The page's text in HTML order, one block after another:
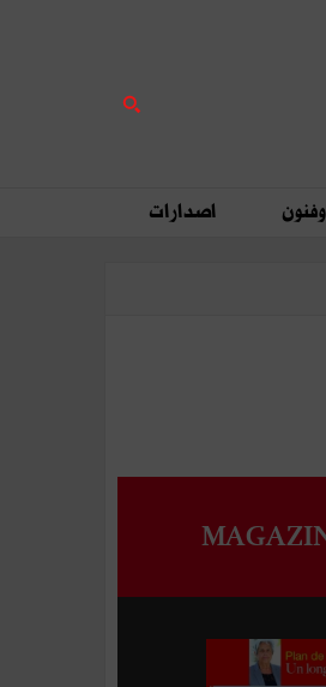
اصدارات